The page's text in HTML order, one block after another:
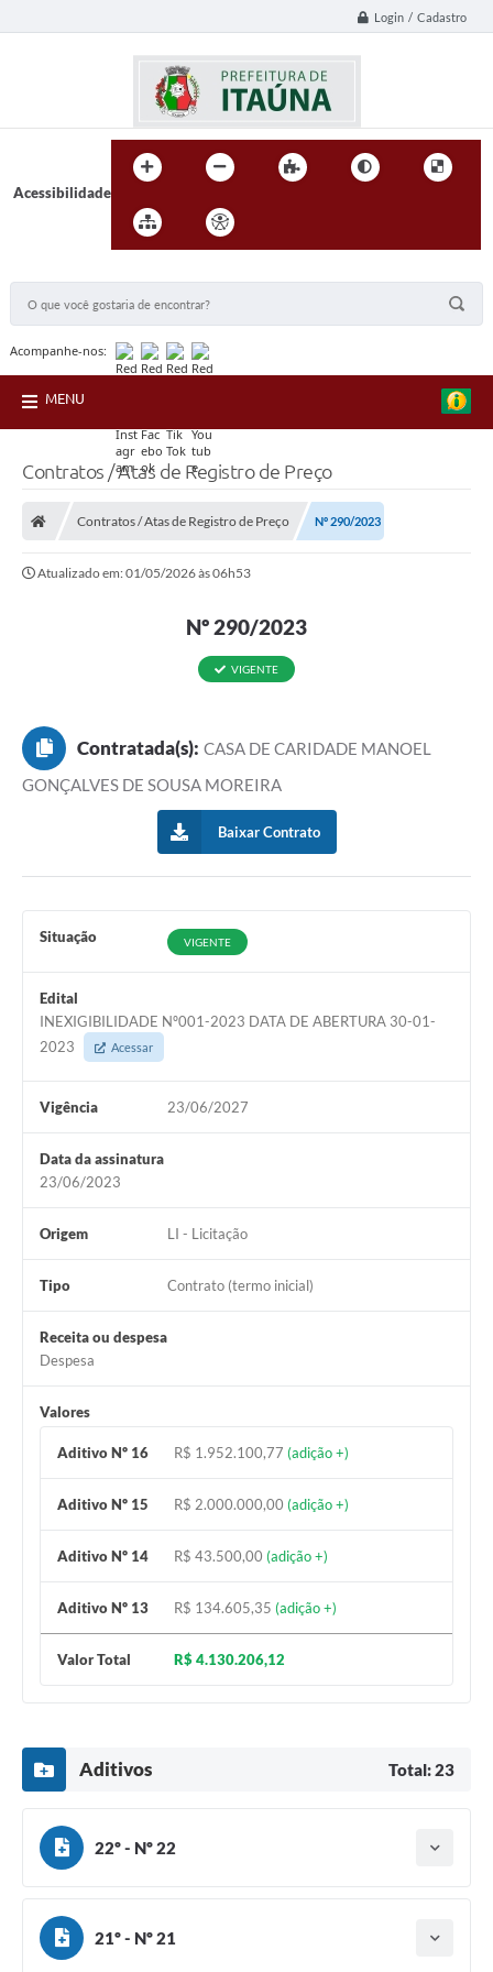
Login / Cadastro
Acessibilidade
Acompanhe-nos:
MENU
Contratos / Atas de Registro de Preço
Contratos / Atas de Registro de Preço Nº 290/2023
Atualizado em: 01/05/2026 às 06h53
Nº 290/2023
VIGENTE
Contratada(s): CASA DE CARIDADE MANOEL
GONÇALVES DE SOUSA MOREIRA
Baixar Contrato
Situação VIGENTE
Edital
INEXIGIBILIDADE Nº001-2023 DATA DE ABERTURA 30-01-
2023
Acessar
Vigência 23/06/2027
Data da assinatura
23/06/2023
Origem LI - Licitação
Tipo Contrato (termo inicial)
Receita ou despesa
Despesa
Valores
Aditivo Nº 16 R$ 1.952.100,77(adição +)
Aditivo Nº 15 R$ 2.000.000,00(adição +)
Aditivo Nº 14 R$ 43.500,00(adição +)
Aditivo Nº 13 R$ 134.605,35(adição +)
Valor Total R$ 4.130.206,12
Aditivos Total: 23
22º - Nº 22
Tipo do termo: Termo Aditivo
Publicado em: 26/06/2026
Vigência: 23/06/2027
Baixar
21º - Nº 21
Tipo do termo: Termo Aditivo